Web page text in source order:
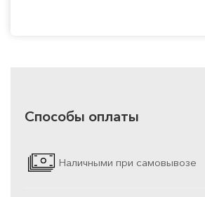
Способы оплаты
Наличными при самовывозе